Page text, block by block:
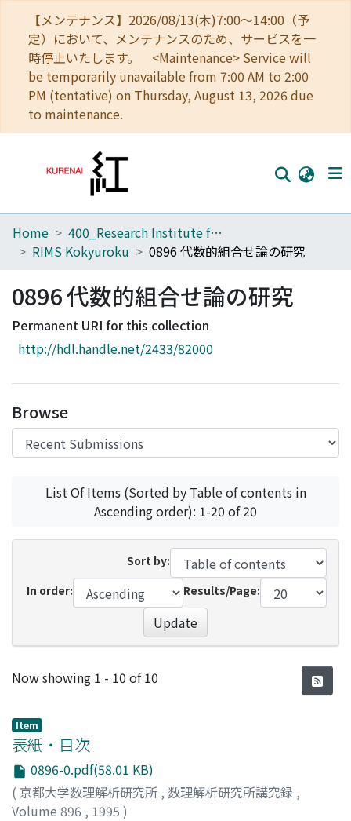
【メンテナンス】2026/08/13(木)7:00～14:00（予
定）において、メンテナンスのため、サービスを一
時停止いたします。 <Maintenance> Service will
be temporarily unavailable from 7:00 AM to 2:00
PM (tentative) on Thursday, August 13, 2026 due
to maintenance.
Home
Browse
Download Ranking
Access Statistics
Home
400_Research Institute for Mathematical Sciences
RIMS Kokyuroku
0896 代数的組合せ論の研究
0896 代数的組合せ論の研究
Permanent URI for this collection
http://hdl.handle.net/2433/82000
Browse
List Of Items (Sorted by Table of contents in
Ascending order): 1-20 of 20
Sort by:
In order:
Results/Page:
Update
Recent Submissions
Now showing 1 - 10 of 10
Item
表紙・目次
0896-0.pdf(58.01 KB)
( 京都大学数理解析研究所 , 数理解析研究所講究録 ,
Volume 896 , 1995 )